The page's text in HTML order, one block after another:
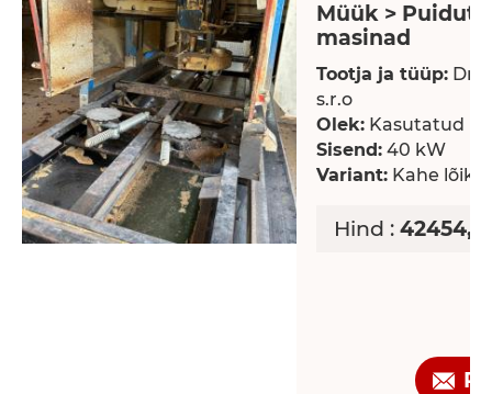
Müük >
masinad
Tootja ja tüüp:
s.r.o
Olek: Kasutatud
Sisend: 40 kW
Variant: Kahe
Hind :